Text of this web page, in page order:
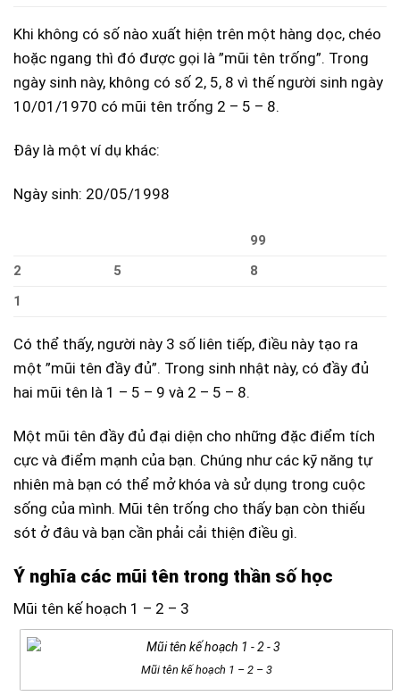
Khi không có số nào xuất hiện trên một hàng dọc, chéo
hoặc ngang thì đó được gọi là ”mũi tên trống”. Trong
ngày sinh này, không có số 2, 5, 8 vì thế người sinh ngày
10/01/1970 có mũi tên trống 2 – 5 – 8.
Đây là một ví dụ khác:
Ngày sinh: 20/05/1998
99
2
5
8
1
Có thể thấy, người này 3 số liên tiếp, điều này tạo ra
một ”mũi tên đầy đủ”. Trong sinh nhật này, có đầy đủ
hai mũi tên là 1 – 5 – 9 và 2 – 5 – 8.
Một mũi tên đầy đủ đại diện cho những đặc điểm tích
cực và điểm mạnh của bạn. Chúng như các kỹ năng tự
nhiên mà bạn có thể mở khóa và sử dụng trong cuộc
sống của mình. Mũi tên trống cho thấy bạn còn thiếu
sót ở đâu và bạn cần phải cải thiện điều gì.
Ý nghĩa các mũi tên trong thần số học
Mũi tên kế hoạch 1 – 2 – 3
Mũi tên kế hoạch 1 – 2 – 3